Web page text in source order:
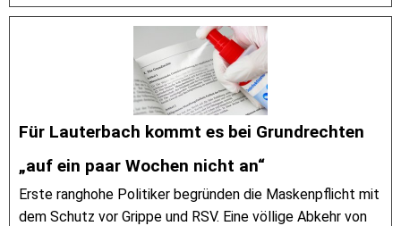
Für Lauterbach kommt es bei Grundrechten
„auf ein paar Wochen nicht an“
Erste ranghohe Politiker begründen die Maskenpflicht mit
dem Schutz vor Grippe und RSV. Eine völlige Abkehr von